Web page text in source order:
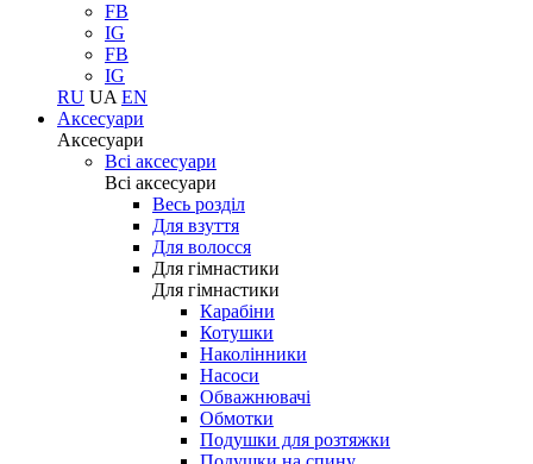
FB
IG
FB
IG
RU UA EN
Аксесуари
Аксесуари
Всі аксесуари
Всі аксесуари
Весь розділ
Для взуття
Для волосся
Для гімнастики
Для гімнастики
Карабіни
Котушки
Наколінники
Насоси
Обважнювачі
Обмотки
Подушки для розтяжки